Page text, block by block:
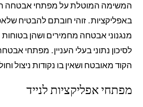
המשימה המוטלת על מפתחי אבטחה
באפליקציות. זוהי חובתם להבטיח
מנגנוני אבטחה מחמירים ושהן בטוחות
לסיכון נתוני בעלי העניין. מפתחי
הקוד מאובטח ושאין בו נקודות ניצול
מפתחי אפליקציות לנייד